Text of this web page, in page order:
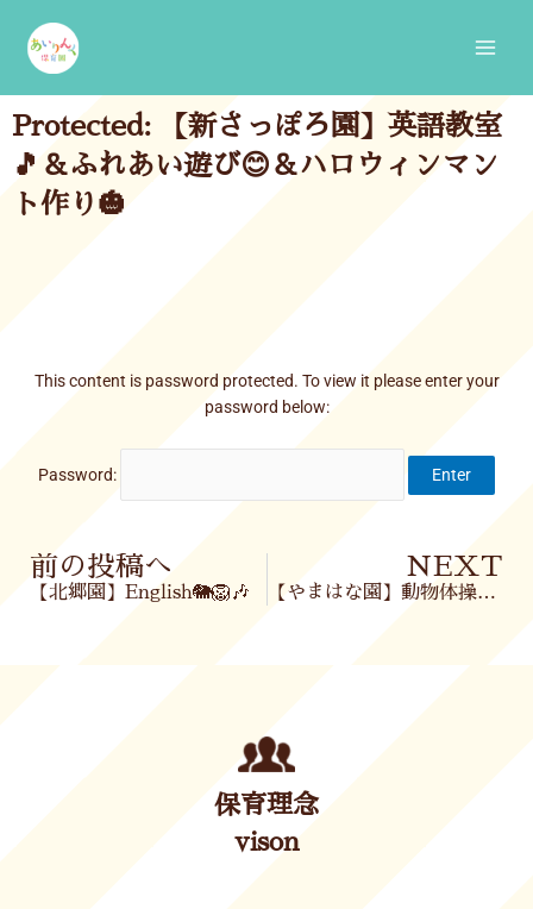
content
Protected: 【新さっぽろ園】英語教室
🎵＆ふれあい遊び😊＆ハロウィンマン
ト作り🎃
This content is password protected. To view it please enter your
password below:
Password:
Prev
前の投稿へ
【北郷園】English🐘🦁🎶
NEXT
【やまはな園】動物体操🐘＆よーいどん❢＆ハンドスタンプ✊
保育理念
vison